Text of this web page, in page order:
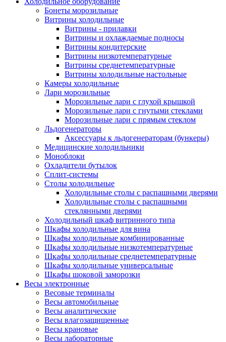
Бонеты морозильные
Витрины холодильные
Витрины - прилавки
Витрины и охлаждаемые подносы
Витрины кондитерские
Витрины низкотемпературные
Витрины среднетемпературные
Витрины холодильные настольные
Камеры холодильные
Лари морозильные
Морозильные лари с глухой крышкой
Морозильные лари с гнутыми стеклами
Морозильные лари с прямым стеклом
Льдогенераторы
Аксессуары к льдогенераторам (бункеры)
Медицинские холодильники
Моноблоки
Охладители бутылок
Сплит-системы
Столы холодильные
Холодильные столы с распашными дверями
Холодильные столы с распашными
стеклянными дверями
Холодильный шкаф витринного типа
Шкафы холодильные для вина
Шкафы холодильные комбинированные
Шкафы холодильные низкотемпературные
Шкафы холодильные среднетемпературные
Шкафы холодильные универсальные
Шкафы шоковой заморозки
Весы электронные
Весовые терминалы
Весы автомобильные
Весы аналитические
Весы влагозащищенные
Весы крановые
Весы лабораторные